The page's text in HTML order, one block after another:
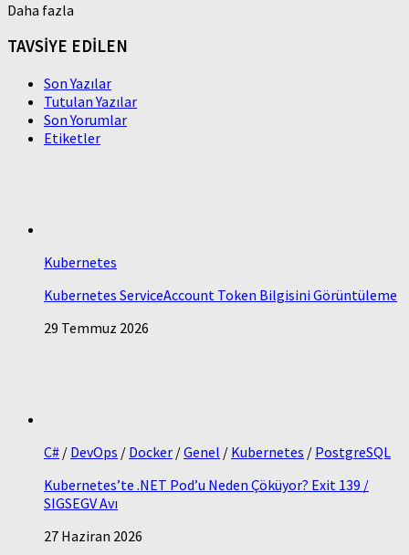
Daha fazla
TAVSİYE EDİLEN
Son Yazılar
Tutulan Yazılar
Son Yorumlar
Etiketler
Kubernetes
Kubernetes ServiceAccount Token Bilgisini Görüntüleme
29 Temmuz 2026
C# / DevOps / Docker /Genel / Kubernetes / PostgreSQL
Kubernetes’te .NET Pod’u Neden Çöküyor? Exit 139 /
SIGSEGV Avı
27 Haziran 2026